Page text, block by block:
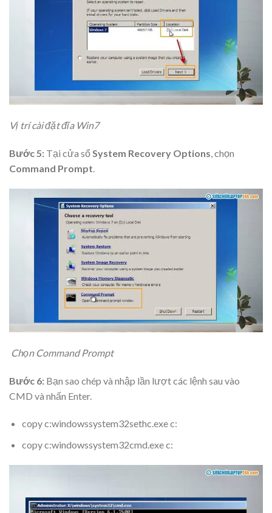
Vị trí cài đặt đĩa Win7
Bước 5: Tại cửa sổSystem Recovery Options, chọn
Command Prompt.
Chọn Command Prompt
Bước 6: Bạn sao chép và nhập lần lượt các lệnh sau vào
CMD và nhấn Enter.
copy c:windowssystem32sethc.exe c:
copy c:windowssystem32cmd.exe c: